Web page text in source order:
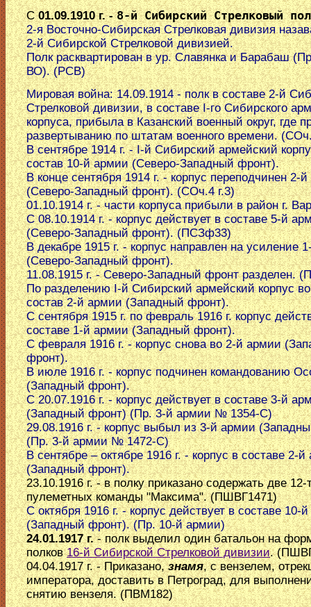
С01.09.1910 г. -8-й Сибирский Стрелковый
2-я Восточно-Сибирская Стрелковая дивизия
2-й Сибирской Стрелковой дивизией.
Полк расквартирован в ур. Славянка и Барабаш
ВО). (РСВ)
Мировая война: 14.09.1914 - полк в составе 2-й
Стрелковой дивизии, в составе I-го Сибирского
корпуса, прибыла в Казанский военный округ, где
развертыванию по штатам военного времени.
В сентябре 1914 г. - I-й Сибирский армейский
состав 10-й армии (Северо-Западный фронт).
В конце сентября 1914 г. - корпус переподчинен 2-
(Северо-Западный фронт). (СОч.4 г.3)
01.10.1914 г. - части корпуса прибыли в район г.
С 08.10.1914 г. - корпус действует в составе 5-й
(Северо-Западный фронт). (ПСЗф33)
В декабре 1915 г. - корпус направлен на усиление
(Северо-Западный фронт).
11.08.1915 г. - Северо-Западный фронт разделен.
По разделению I-й Сибирский армейский корпус
состав 2-й армии (Западный фронт).
С сентября 1915 г. по февраль 1916 г. корпус
составе 1-й армии (Западный фронт).
С февраля 1916 г. - корпус снова во 2-й армии
фронт).
В июле 1916 г. - корпус подчинен командованию
(Западный фронт).
С 20.07.1916 г. - корпус действует в составе 3-й
(Западный фронт) (Пр. 3-й армии № 1354-С)
29.08.1916 г. - корпус выбыл из 3-й армии
(Пр. 3-й армии № 1472-С)
В сентябре – октябре 1916 г. - корпус в составе 2-
(Западный фронт).
23.10.1916 г. - в полку приказано содержать две 12-
пулеметных команды "Максима". (ПШВГ1471)
С октября 1916 г. - корпус действует в составе 10-
(Западный фронт). (Пр. 10-й армии)
24.01.1917 г.- полк выделил один батальон на
полков16-й Сибирской Стрелковой дивизии.
04.04.1917 г. - Приказано,знамя, с вензелем,
императора, доставить в Петроград, для
снятию вензеля. (ПВМ182)